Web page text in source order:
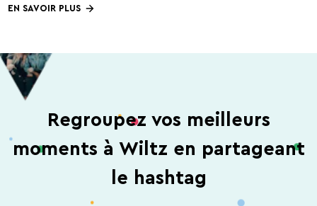
EN SAVOIR PLUS
Regroupez vos meilleurs
moments à Wiltz en partageant
le hashtag